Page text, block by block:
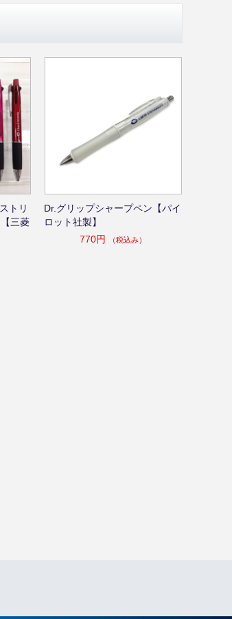
トリ
三菱
Dr.グリップシャープペン【パイ
ロット社製】
770円
（税込み）